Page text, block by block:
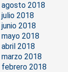
agosto 2018
julio 2018
junio 2018
mayo 2018
abril 2018
marzo 2018
febrero 2018